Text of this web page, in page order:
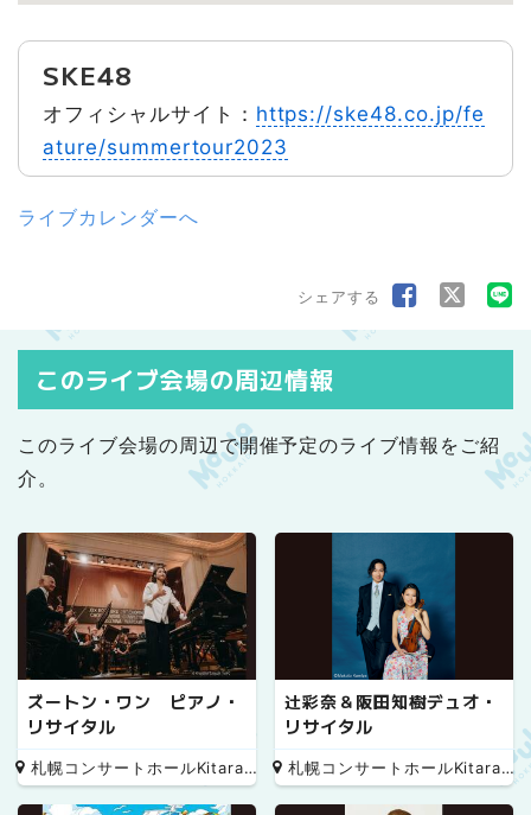
SKE48
オフィシャルサイト： https://ske48.co.jp/fe
ature/summertour2023
ライブカレンダーへ
シェアする
このライブ会場の周辺情報
このライブ会場の周辺で開催予定のライブ情報をご紹
介。
ズートン・ワン ピアノ・
リサイタル
札幌コンサートホールKitara 小ホール
辻彩奈＆阪田知樹デュオ・
リサイタル
札幌コンサートホールKitara 小ホール